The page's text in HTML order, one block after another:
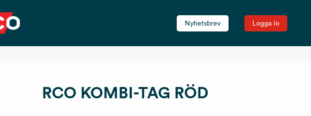
Nyhetsbrev Logga in
RCO KOMBI-TAG RÖD